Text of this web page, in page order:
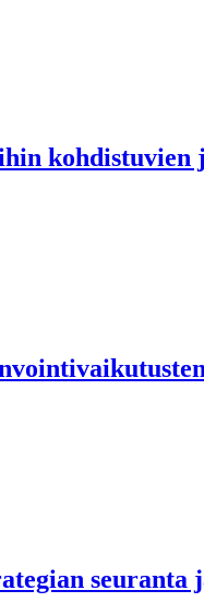
seuranta